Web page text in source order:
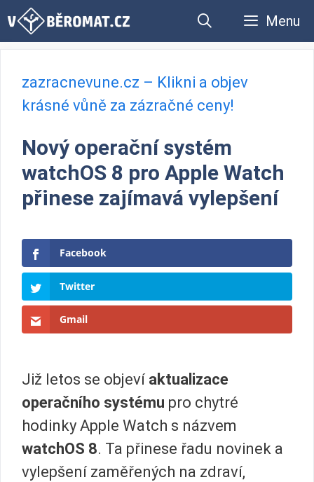
Přeskočit
Menu
zazracnevune.cz – Klikni a objev
krásné vůně za zázračné ceny!
Nový operační systém
watchOS 8 pro Apple Watch
přinese zajímavá vylepšení
Facebook
Twitter
Gmail
Již letos se objeví aktualizace
operačního systému pro chytré
hodinky Apple Watch s názvem
watchOS 8. Ta přinese řadu novinek a
vylepšení zaměřených na zdraví,